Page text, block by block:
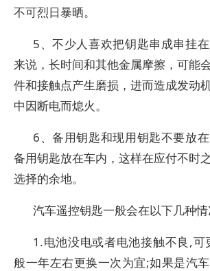
不可烈日暴晒。
5、不少人喜欢把钥匙串成串挂
来说，长时间和其他金属摩擦，可能
件和接触点产生磨损，进而造成发动
中因断电而熄火。
6、备用钥匙和现用钥匙不要放
备用钥匙放在车内，这样在应付不时
选择的余地。
汽车遥控钥匙一般会在以下几种情
1.电池没电或者电池接触不良,可
般一年左右更换一次为宜;如果是汽